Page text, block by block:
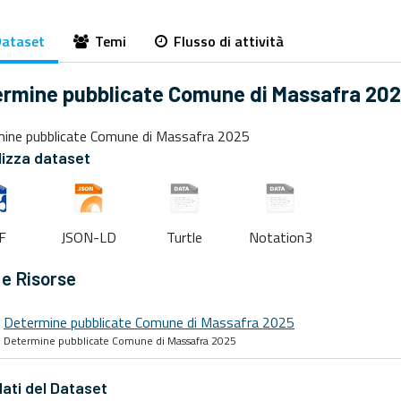
Temi Flusso di attività
pubblicate Comune di Massafra
pubblicate Comune di Massafra 2025
dataset
JSON-LD Turtle Notation3
Risorse
Determine pubblicate Comune di Massafra 2025
Determine pubblicate Comune di Massafra 2025
del Dataset